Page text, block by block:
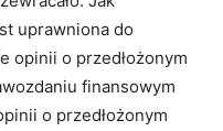
uprawniona do
opinii o przedłożonym
finansowym
o przedłożonym